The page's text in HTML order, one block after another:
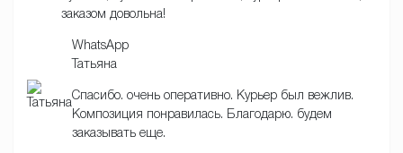
заказом довольна!
WhatsApp
Татьяна
Спасибо. очень оперативно. Курьер был вежлив.
Композиция понравилась. Благодарю. будем
заказывать еще.